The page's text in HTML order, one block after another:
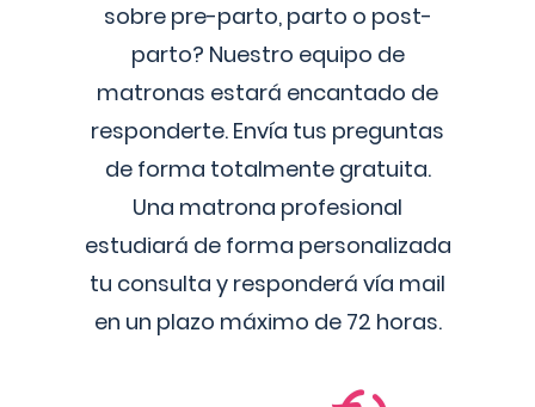
sobre pre-parto, parto o post-
parto? Nuestro equipo de
matronas estará encantado de
responderte. Envía tus preguntas
de forma totalmente gratuita.
Una matrona profesional
estudiará de forma personalizada
tu consulta y responderá vía mail
en un plazo máximo de 72 horas.